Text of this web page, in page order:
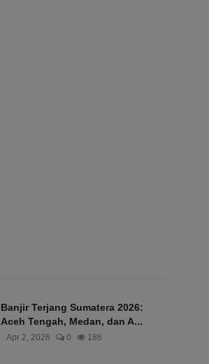
Banjir Terjang Sumatera 2026:
Aceh Tengah, Medan, dan A...
Apr 2, 2026 0 186